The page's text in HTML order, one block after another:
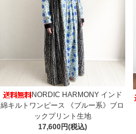
NORDIC HARMONY インド
綿キルトワンピース 《ブルー系》ブロ
ックプリント生地
17,600円(税込)